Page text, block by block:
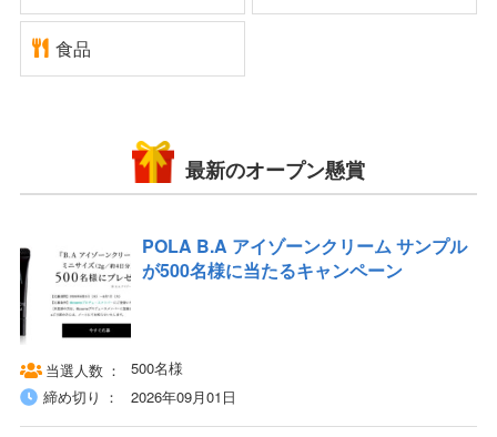
食品
最新のオープン懸賞
POLA B.A アイゾーンクリーム サンプル
が500名様に当たるキャンペーン
当選人数
500名様
締め切り
2026年09月01日